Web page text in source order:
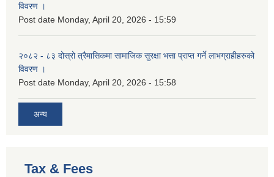
विवरण ।
Post date Monday, April 20, 2026 - 15:59
२०८२ - ८३ दोस्रो त्रैमासिकमा सामाजिक सुरक्षा भत्ता प्राप्त गर्ने लाभग्राहीहरुको
विवरण ।
Post date Monday, April 20, 2026 - 15:58
अन्य
Tax & Fees